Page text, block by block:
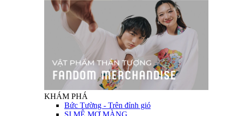
KHÁM PHÁ
Bức Tường - Trên đỉnh gió
SI MÊ MƠ MÀNG